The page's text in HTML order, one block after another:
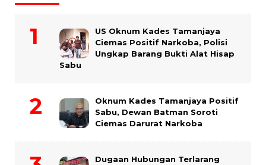
US Oknum Kades Tamanjaya
Ciemas Positif Narkoba, Polisi
Ungkap Barang Bukti Alat Hisap
Sabu
Oknum Kades Tamanjaya Positif
Sabu, Dewan Batman Soroti
Ciemas Darurat Narkoba
Dugaan Hubungan Terlarang